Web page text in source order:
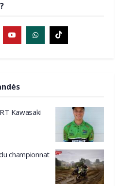
Kawasaki
championnat